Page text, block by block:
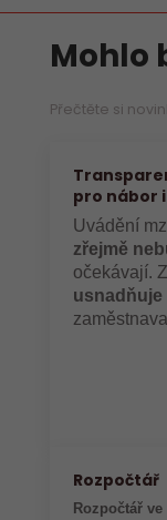
Mohlo
Přečtěte si
pro nábor
Uvádění
zřejmě
očekávají.
usnadňuje
Rozpočtář
Rozpočtář